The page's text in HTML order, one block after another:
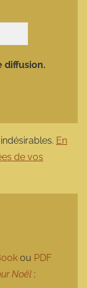
diffusion.
En
de vos
ou PDF
Noël :